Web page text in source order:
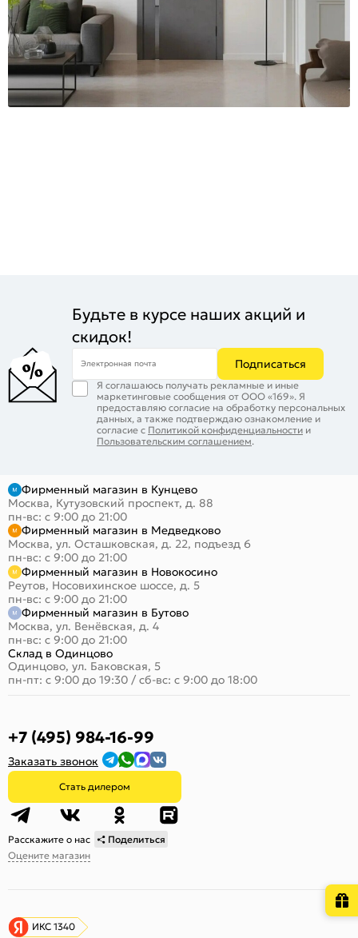
Будьте в курсе наших акций и
скидок!
Электронная почта Подписаться
Я соглашаюсь получать рекламные и иные
маркетинговые сообщения от ООО «169». Я
предоставляю согласие на обработку персональных
данных, а также подтверждаю ознакомление и
согласие с Политикой конфиденциальности и
Пользовательским соглашением.
Фирменный магазин в Кунцево
Москва, Кутузовский проспект, д. 88
пн-вс: с 9:00 до 21:00
Фирменный магазин в Медведково
Москва, ул. Осташковская, д. 22, подъезд 6
пн-вс: с 9:00 до 21:00
Фирменный магазин в Новокосино
Реутов, Носовихинское шоссе, д. 5
пн-вс: с 9:00 до 21:00
Фирменный магазин в Бутово
Москва, ул. Венёвская, д. 4
пн-вс: с 9:00 до 21:00
Склад в Одинцово
Одинцово, ул. Баковская, 5
пн-пт: с 9:00 до 19:30 / сб-вс: с 9:00 до 18:00
+7 (495) 984-16-99
Заказать звонок
Стать дилером
Расскажите о нас
Поделиться
Оцените магазин
ИКС 1340